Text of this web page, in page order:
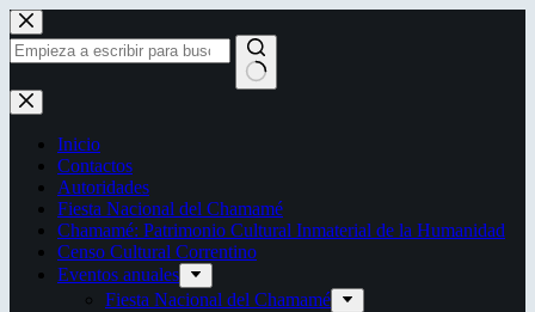
Saltar
al
contenido
Sin
resultados
Inicio
Contactos
Autoridades
Fiesta Nacional del Chamamé
Chamamé: Patrimonio Cultural Inmaterial de la Humanidad
Censo Cultural Correntino
Eventos anuales
Fiesta Nacional del Chamamé